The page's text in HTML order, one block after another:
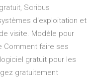
Scribus
d'exploitation et
visite. Modèle pour
Comment faire ses
gratuit pour les
gratuitement